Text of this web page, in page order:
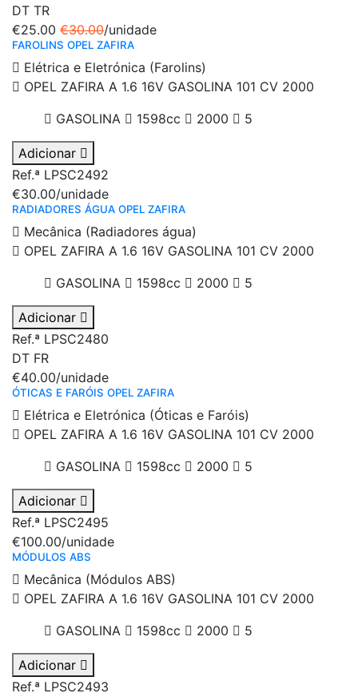
DT TR
€25.00 €30.00/unidade
FAROLINS OPEL ZAFIRA
Elétrica e Eletrónica (Farolins)
OPEL ZAFIRA A 1.6 16V GASOLINA 101 CV 2000
GASOLINA
1598cc 2000 5
Adicionar
Ref.ª LPSC2492
€30.00/unidade
RADIADORES ÁGUA OPEL ZAFIRA
Mecânica (Radiadores água)
OPEL ZAFIRA A 1.6 16V GASOLINA 101 CV 2000
GASOLINA
1598cc 2000 5
Adicionar
Ref.ª LPSC2480
DT FR
€40.00/unidade
ÓTICAS E FARÓIS OPEL ZAFIRA
Elétrica e Eletrónica (Óticas e Faróis)
OPEL ZAFIRA A 1.6 16V GASOLINA 101 CV 2000
GASOLINA
1598cc 2000 5
Adicionar
Ref.ª LPSC2495
€100.00/unidade
MÓDULOS ABS
Mecânica (Módulos ABS)
OPEL ZAFIRA A 1.6 16V GASOLINA 101 CV 2000
GASOLINA
1598cc 2000 5
Adicionar
Ref.ª LPSC2493